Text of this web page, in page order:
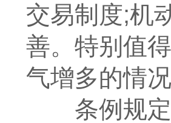
交易制度;机
善。特别值
气增多的情
条例规定